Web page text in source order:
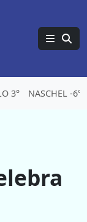
3° NASCHEL -6°